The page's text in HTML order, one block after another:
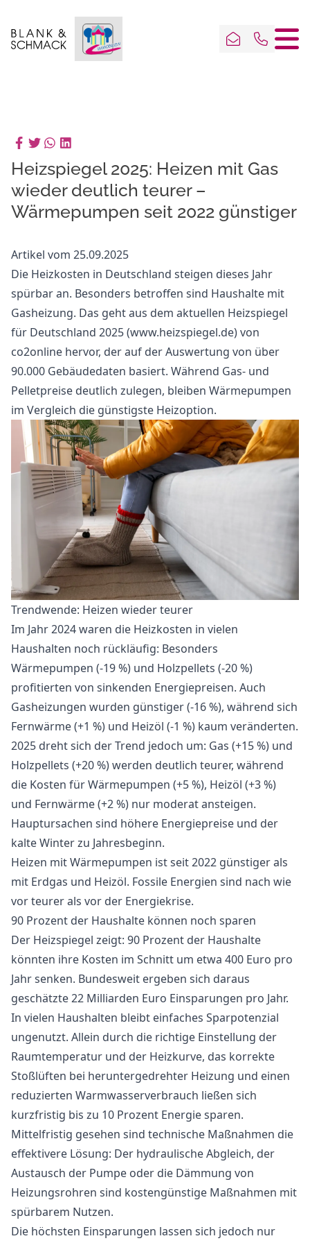
Heizspiegel 2025: Heizen mit Gas
wieder deutlich teurer –
Wärmepumpen seit 2022 günstiger
Artikel vom 25.09.2025
Die Heizkosten in Deutschland steigen dieses Jahr
spürbar an. Besonders betroffen sind Haushalte mit
Gasheizung. Das geht aus dem aktuellen Heizspiegel
für Deutschland 2025 (www.heizspiegel.de) von
co2online hervor, der auf der Auswertung von über
90.000 Gebäudedaten basiert. Während Gas- und
Pelletpreise deutlich zulegen, bleiben Wärmepumpen
im Vergleich die günstigste Heizoption.
Trendwende: Heizen wieder teurer
Im Jahr 2024 waren die Heizkosten in vielen
Haushalten noch rückläufig: Besonders
Wärmepumpen (-19 %) und Holzpellets (-20 %)
profitierten von sinkenden Energiepreisen. Auch
Gasheizungen wurden günstiger (-16 %), während sich
Fernwärme (+1 %) und Heizöl (-1 %) kaum veränderten.
2025 dreht sich der Trend jedoch um: Gas (+15 %) und
Holzpellets (+20 %) werden deutlich teurer, während
die Kosten für Wärmepumpen (+5 %), Heizöl (+3 %)
und Fernwärme (+2 %) nur moderat ansteigen.
Hauptursachen sind höhere Energiepreise und der
kalte Winter zu Jahresbeginn.
Heizen mit Wärmepumpen ist seit 2022 günstiger als
mit Erdgas und Heizöl. Fossile Energien sind nach wie
vor teurer als vor der Energiekrise.
90 Prozent der Haushalte können noch sparen
Der Heizspiegel zeigt: 90 Prozent der Haushalte
könnten ihre Kosten im Schnitt um etwa 400 Euro pro
Jahr senken. Bundesweit ergeben sich daraus
geschätzte 22 Milliarden Euro Einsparungen pro Jahr.
In vielen Haushalten bleibt einfaches Sparpotenzial
ungenutzt. Allein durch die richtige Einstellung der
Raumtemperatur und der Heizkurve, das korrekte
Stoßlüften bei heruntergedrehter Heizung und einen
reduzierten Warmwasserverbrauch ließen sich
kurzfristig bis zu 10 Prozent Energie sparen.
Mittelfristig gesehen sind technische Maßnahmen die
effektivere Lösung: Der hydraulische Abgleich, der
Austausch der Pumpe oder die Dämmung von
Heizungsrohren sind kostengünstige Maßnahmen mit
spürbarem Nutzen.
Die höchsten Einsparungen lassen sich jedoch nur